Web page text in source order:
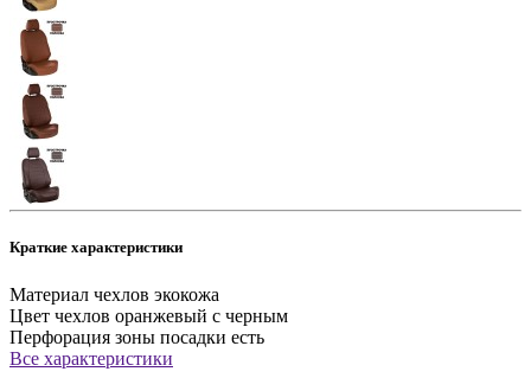
Краткие характеристики
Материал чехлов экокожа
Цвет чехлов оранжевый с черным
Перфорация зоны посадки есть
Все характеристики